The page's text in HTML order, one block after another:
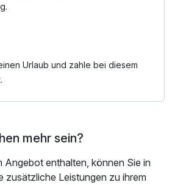
Urlaub und zahle bei diesem
mehr sein?
Angebot enthalten, können Sie in
zusätzliche Leistungen zu ihrem